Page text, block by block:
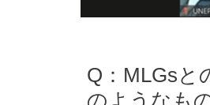
Q：MLGsと
のようなも